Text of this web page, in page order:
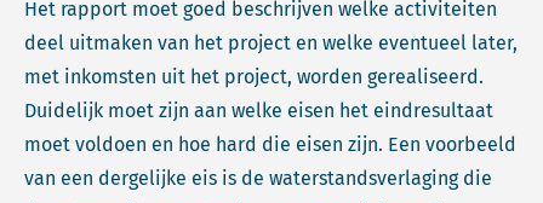
Het rapport moet goed beschrijven welke activiteiten
deel uitmaken van het project en welke eventueel later,
met inkomsten uit het project, worden gerealiseerd.
Duidelijk moet zijn aan welke eisen het eindresultaat
moet voldoen en hoe hard die eisen zijn. Een voorbeeld
van een dergelijke eis is de waterstandsverlaging die